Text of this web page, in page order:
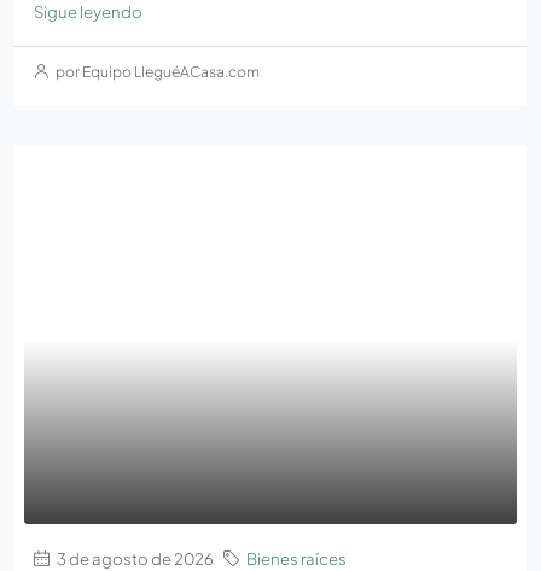
Sigue leyendo
por Equipo LleguéACasa.com
3 de agosto de 2026 Bienes raíces